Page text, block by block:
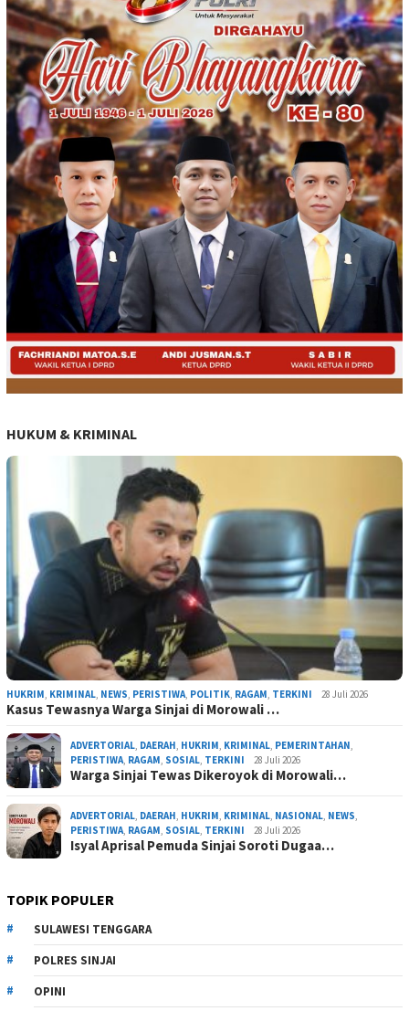
HUKUM & KRIMINAL
HUKRIM, KRIMINAL, NEWS, PERISTIWA, POLITIK, RAGAM, TERKINI 28 Juli 2026
Kasus Tewasnya Warga Sinjai di Morowali …
ADVERTORIAL, DAERAH, HUKRIM, KRIMINAL, PEMERINTAHAN,
PERISTIWA, RAGAM, SOSIAL, TERKINI 28 Juli 2026
Warga Sinjai Tewas Dikeroyok di Morowali…
ADVERTORIAL, DAERAH, HUKRIM, KRIMINAL, NASIONAL, NEWS,
PERISTIWA, RAGAM, SOSIAL, TERKINI 28 Juli 2026
Isyal Aprisal Pemuda Sinjai Soroti Dugaa…
TOPIK POPULER
SULAWESI TENGGARA
POLRES SINJAI
OPINI